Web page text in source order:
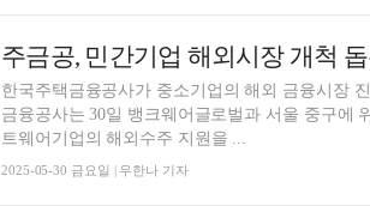
한국주택금융공사가 중소기업의 해외 금융시장
금융공사는 30일 뱅크웨어글로벌과 서울 중구에
트웨어기업의 해외수주 지원을 ...
2025-05-30 금요일 | 우한나 기자